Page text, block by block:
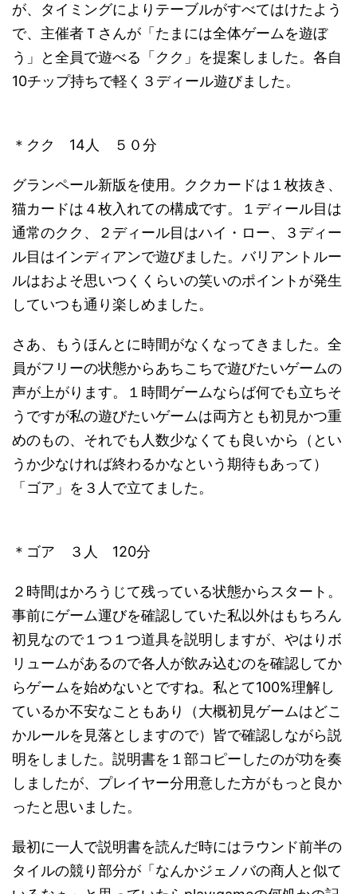
が、タイミングによりテーブルがすべてはけたよう
で、主催者Ｔさんが「たまには全体ゲームを遊ぼ
う」と全員で遊べる「クク」を提案しました。各自
10チップ持ちで軽く３ディール遊びました。
＊クク 14人 ５０分
グランペール新版を使用。ククカードは１枚抜き、
猫カードは４枚入れての構成です。１ディール目は
通常のクク、２ディール目はハイ・ロー、３ディー
ル目はインディアンで遊びました。バリアントルー
ルはおよそ思いつくくらいの笑いのポイントが発生
していつも通り楽しめました。
さあ、もうほんとに時間がなくなってきました。全
員がフリーの状態からあちこちで遊びたいゲームの
声が上がります。１時間ゲームならば何でも立ちそ
うですが私の遊びたいゲームは両方とも初見かつ重
めのもの、それでも人数少なくても良いから（とい
うか少なければ終わるかなという期待もあって）
「ゴア」を３人で立てました。
＊ゴア ３人 120分
２時間はかろうじて残っている状態からスタート。
事前にゲーム運びを確認していた私以外はもちろん
初見なので１つ１つ道具を説明しますが、やはりボ
リュームがあるので各人が飲み込むのを確認してか
らゲームを始めないとですね。私とて100%理解し
ているか不安なこともあり（大概初見ゲームはどこ
かルールを見落としますので）皆で確認しながら説
明をしました。説明書を１部コピーしたのが功を奏
しましたが、プレイヤー分用意した方がもっと良か
ったと思いました。
最初に一人で説明書を読んだ時にはラウンド前半の
タイルの競り部分が「なんかジェノバの商人と似て